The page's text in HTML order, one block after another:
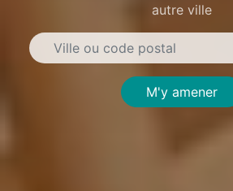
autre ville
M'y amener